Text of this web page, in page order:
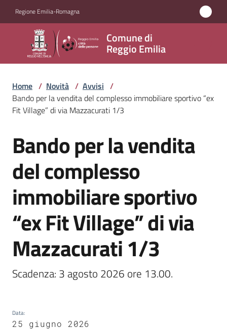
Regione Emilia-Romagna
Comune di
Reggio Emilia
Comune
di
Reggio
Emilia
Servizi
Novità
Menu selezionato
Vivere
Reggio
Emilia
argomenti
Home / Novità / Avvisi /
Bando per la vendita del complesso immobiliare sportivo “ex
Fit Village” di via Mazzacurati 1/3
Salta al contenuto
Bando per la vendita
del complesso
immobiliare sportivo
“ex Fit Village” di via
Mazzacurati 1/3
Scadenza: 3 agosto 2026 ore 13.00.
Data:
25 giugno 2026